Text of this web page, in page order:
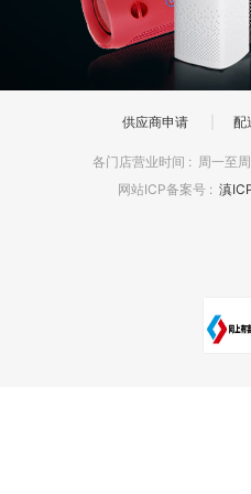
供应商申请 配
各门店营业时间 : 周一至
网站ICP备案号 : 滇